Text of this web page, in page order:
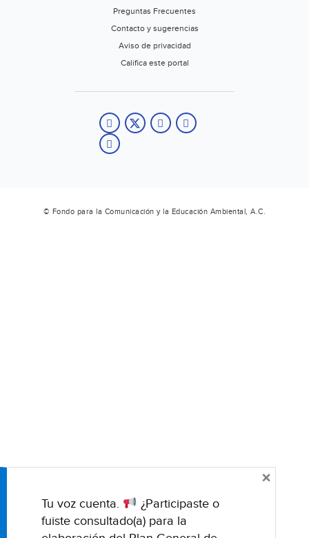
Preguntas Frecuentes
Contacto y sugerencias
Aviso de privacidad
Califica este portal
© Fondo para la Comunicación y la Educación Ambiental, A.C.
Tu voz cuenta.
¿Participaste o
fuiste consultado(a) para la
×